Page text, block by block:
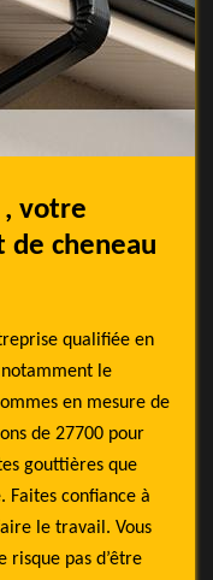
, votre
de cheneau
qualifiée en
le
en mesure de
de 27700 pour
gouttières que
Faites confiance à
le travail. Vous
risque pas d’être